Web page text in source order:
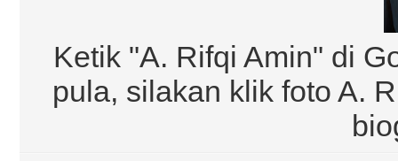
Ketik "A. Rifqi Amin" di
pula, silakan klik foto A.